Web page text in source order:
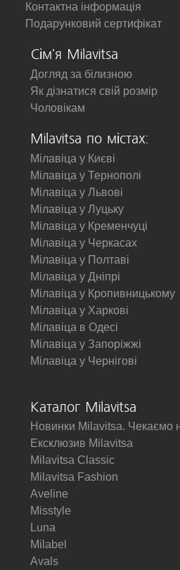
Контактна інформація
Подарунковий сертифікат
Сім'я Milavitsa
Догляд за білизною
Як дізнатися свій розмір
Чоловікам
Milavitsa по містах:
Мілавіца у Києві
Мілавіца у Тернополі
Мілавіца у Львові
Мілавіца у Луцьку
Мілавіца у Кременчуці
Мілавіца у Черкасах
Мілавіца у Полтаві
Мілавіца у Дніпрі
Мілавіца у Кропивницькому
Мілавіца у Харкові
Мілавіца в Одесі
Мілавіца у Запоріжжі
Мілавіца у Чернігові
Каталог Milavitsa
Новинки Milavitsa. Чекаємо
Ексклюзив Milavitsa
Milavitsa Classic
Milavitsa Fashion
Aveline
Misstyle
Luna
Milabel
Avals